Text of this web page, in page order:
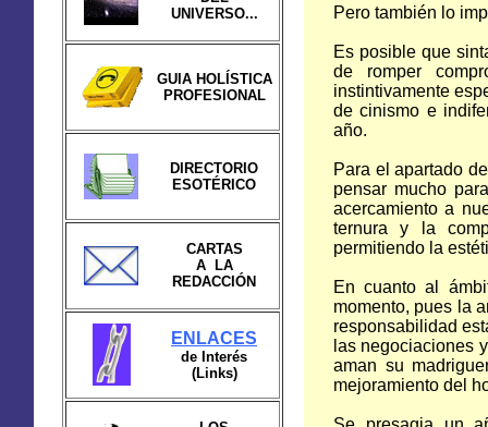
UNIVERSO...
GUIA HOLÍSTICA
PROFESIONAL
DIRECTORIO
ESOTÉRICO
CARTAS
A LA
REDACCIÓN
ENLACES
de Interés
(Links)
Pero también lo
Es posible que
de romper
instintivamente
de cinismo e
año.
Para el apartado
pensar mucho
acercamiento a
ternura y la
permitiendo la
En cuanto al
momento, pues la
responsabilidad
las negociaciones
aman su
mejoramiento del